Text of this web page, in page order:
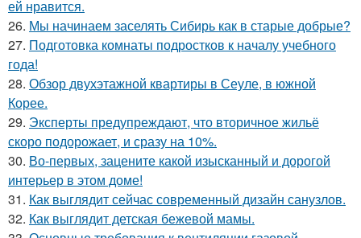
ей нравится.
26. Мы начинаем заселять Сибирь как в старые добрые?
27. Подготовка комнаты подростков к началу учебного
года!
28. Обзор двухэтажной квартиры в Сеуле, в южной
Корее.
29. Эксперты предупреждают, что вторичное жильё
скоро подорожает, и сразу на 10%.
30. Во-первых, зацените какой изысканный и дорогой
интерьер в этом доме!
31. Как выглядит сейчас современный дизайн санузлов.
32. Как выглядит детская бежевой мамы.